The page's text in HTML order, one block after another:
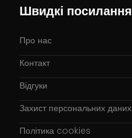
Швидкі посилання
Про нас
Контакт
Відгуки
Захист персональних даних
Політика cookies